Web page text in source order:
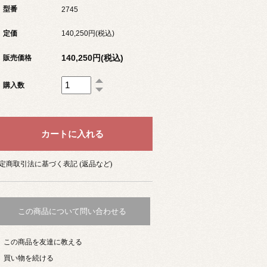
型番 2745
定価 140,250円(税込)
販売価格 140,250円(税込)
購入数
商取引法に基づく表記 (返品など)
この商品について問い合わせる
この商品を友達に教える
買い物を続ける